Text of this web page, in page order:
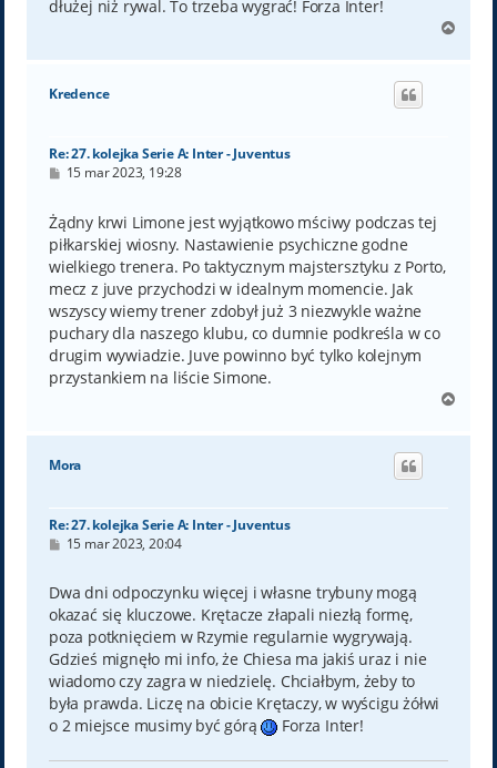
dłużej niż rywal. To trzeba wygrać! Forza Inter!
g
Kredence
Re: 27. kolejka Serie A: Inter - Juventus
P
t
15 mar 2023, 19:28
Żądny krwi Limone jest wyjątkowo mściwy podczas tej
piłkarskiej wiosny. Nastawienie psychiczne godne
wielkiego trenera. Po taktycznym majstersztyku z Porto,
mecz z juve przychodzi w idealnym momencie. Jak
wszyscy wiemy trener zdobył już 3 niezwykle ważne
puchary dla naszego klubu, co dumnie podkreśla w co
drugim wywiadzie. Juve powinno być tylko kolejnym
przystankiem na liście Simone.
g
Mora
Re: 27. kolejka Serie A: Inter - Juventus
P
t
15 mar 2023, 20:04
Dwa dni odpoczynku więcej i własne trybuny mogą
okazać się kluczowe. Krętacze złapali niezłą formę,
poza potknięciem w Rzymie regularnie wygrywają.
Gdzieś mignęło mi info, że Chiesa ma jakiś uraz i nie
wiadomo czy zagra w niedzielę. Chciałbym, żeby to
była prawda. Liczę na obicie Krętaczy, w wyścigu żółwi
o 2 miejsce musimy być górą
Forza Inter!